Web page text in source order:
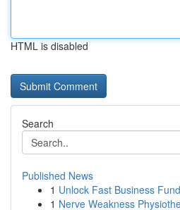
HTML is disabled
Search
Published News
1 Unlock Fast Business
1 Nerve Weakness